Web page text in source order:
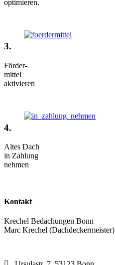
optimieren.
3.
Förder-
mittel
aktivieren
4.
Altes Dach
in Zahlung
nehmen
Kontakt
Krechel Bedachungen Bonn
Marc Krechel (Dachdeckermeister)